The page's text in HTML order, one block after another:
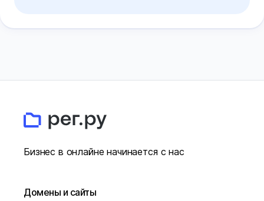
Бизнес в онлайне начинается с нас
Домены и сайты